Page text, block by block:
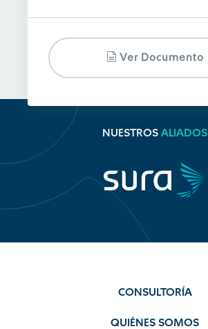
Ver Documento
NUESTROS ALIADOS
CONSULTORÍA
QUIÉNES SOMOS